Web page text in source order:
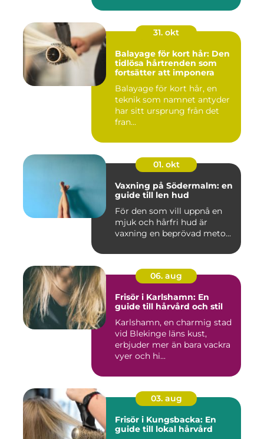
31. okt
Balayage för kort hår: Den
tidlösa hårtrenden som
fortsätter att imponera
Balayage för kort hår, en
teknik som namnet antyder
har sitt ursprung från det
fran...
01. okt
Vaxning på Södermalm: en
guide till len hud
För den som vill uppnå en
mjuk och hårfri hud är
vaxning en beprövad meto...
06. aug
Frisör i Karlshamn: En
guide till hårvård och stil
Karlshamn, en charmig stad
vid Blekinge läns kust,
erbjuder mer än bara vackra
vyer och hi...
03. aug
Frisör i Kungsbacka: En
guide till lokal hårvård